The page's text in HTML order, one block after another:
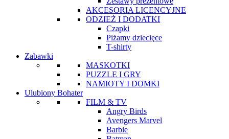
AKCESORIA LICENCYJNE
ODZIEŻ I DODATKI
Czapki
Piżamy dziecięce
T-shirty
Zabawki
MASKOTKI
PUZZLE I GRY
NAMIOTY I DOMKI
Ulubiony Bohater
FILM & TV
Angry Birds
Avengers Marvel
Barbie